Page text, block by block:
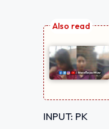
INPUT: PK